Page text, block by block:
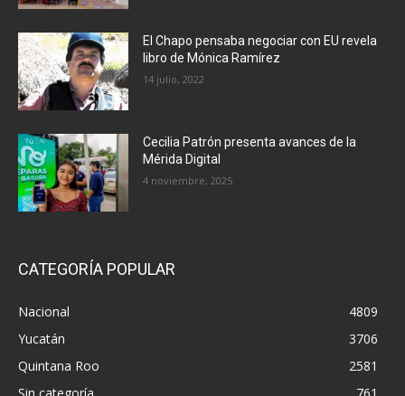
El Chapo pensaba negociar con EU revela
libro de Mónica Ramírez
14 julio, 2022
Cecilia Patrón presenta avances de la
Mérida Digital
4 noviembre, 2025
CATEGORÍA POPULAR
Nacional
4809
Yucatán
3706
Quintana Roo
2581
Sin categoría
761